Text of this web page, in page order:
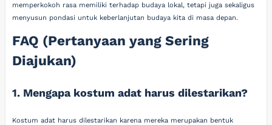
memperkokoh rasa memiliki terhadap budaya lokal, tetapi juga sekaligus
menyusun pondasi untuk keberlanjutan budaya kita di masa depan.
FAQ (Pertanyaan yang Sering
Diajukan)
1. Mengapa kostum adat harus dilestarikan?
Kostum adat harus dilestarikan karena mereka merupakan bentuk